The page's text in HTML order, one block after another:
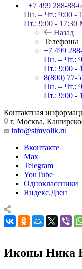
+7 499 288-88-
Пн. – Чт.: 9:00 -
Пт.: 9:00 -
Назад
Телефоны
+7 499
Пн. – Чт.:
Пт.: 9:00 -
8(800) 77-
Пн. – Чт.:
Пт.: 9:00 -
Контактная
г. Москва,
info@simvolik.ru
Вконтакте
Max
Telegram
YouTube
Одноклассники
Яндекс.Дзен
Иконы Ника